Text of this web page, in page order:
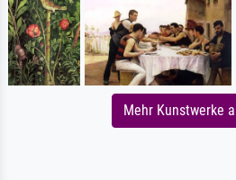
Mehr Kunstwerke